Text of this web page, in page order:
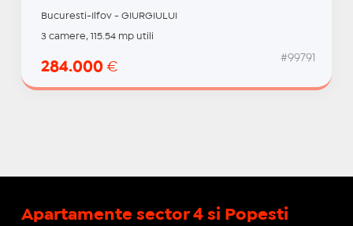
Bucuresti-Ilfov - GIURGIULUI
3 camere, 115.54 mp utili
284.000 €
#99791
Apartamente sector 4 si Popesti